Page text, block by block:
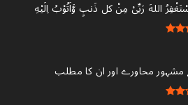
مشہور محاورے اور ان کا مطلب